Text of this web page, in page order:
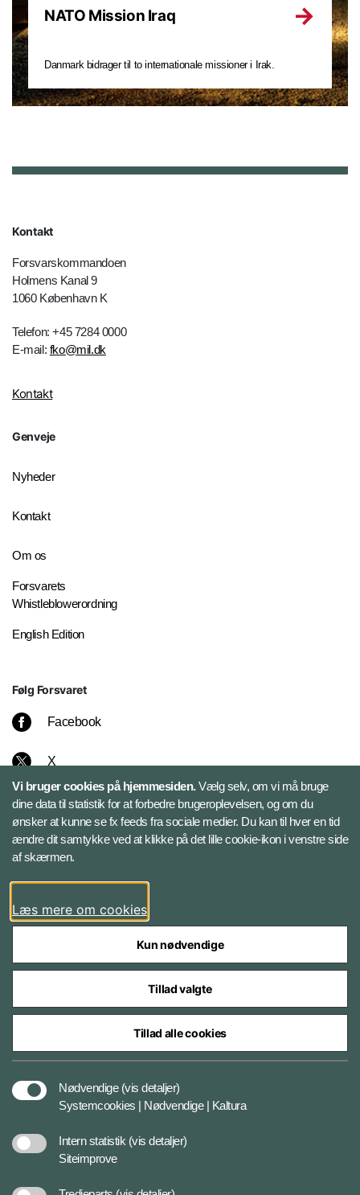
NATO Mission Iraq
Danmark bidrager til to internationale missioner i Irak.
Kontakt
Forsvarskommandoen
Holmens Kanal 9
1060 København K
Telefon: +45 7284 0000
E-mail: fko@mil.dk
Kontakt
Genveje
Nyheder
Kontakt
Om os
Forsvarets
Whistleblowerordning
English Edition
Følg Forsvaret
Facebook
X
Instagram
Bluesky
LinkedIn
Styrelser og myndigheder under Forsvarsministeriet
Vi bruger cookies på hjemmesiden.Vælg selv, om vi må bruge
dine data til statistik for at forbedre brugeroplevelsen, og om du
ønsker at kunne se fx feeds fra sociale medier. Du kan til hver en tid
ændre dit samtykke ved at klikke på det lille cookie-ikon i venstre side
af skærmen.
Læs mere om cookies
Kun nødvendige
Tillad valgte
Tillad alle cookies
Nødvendige (vis detaljer)
Systemcookies | Nødvendige | Kaltura
Intern statistik (vis detaljer)
Siteimprove